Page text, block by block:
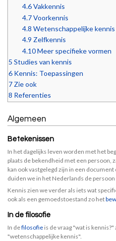
4.6Vakkennis
4.7Voorkennis
4.8 Wetenschappelijke kennis
4.9 Zelfkennis
4.10Meer specifieke vormen
5 Studies van kennis
6 Kennis: Toepassingen
7 Zie ook
8 Referenties
Algemeen
Betekenissen
In het dagelijks leven worden met het
plaats de bekendheid met een persoon,
kan ook vastgelegd zijn in een
duiden we in het Nederlands de
Kennis zien we verder als iets wat
ook als een gemoedstoestand zo het
In de filosofie
In defilosofie is de vraag "wat is
"wetenschappelijke kennis".